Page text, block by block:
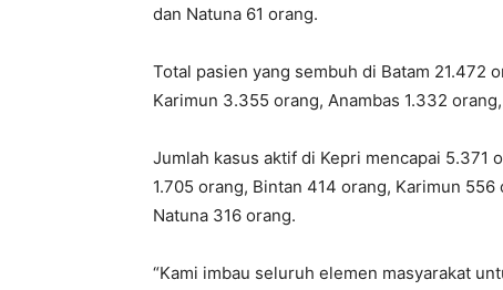
dan Natuna 61 orang.
Total pasien yang sembuh di Batam 21.472
Karimun 3.355 orang, Anambas 1.332
Jumlah kasus aktif di Kepri mencapai 5.371
1.705 orang, Bintan 414 orang, Karimun
Natuna 316 orang.
“Kami imbau seluruh elemen masyarakat